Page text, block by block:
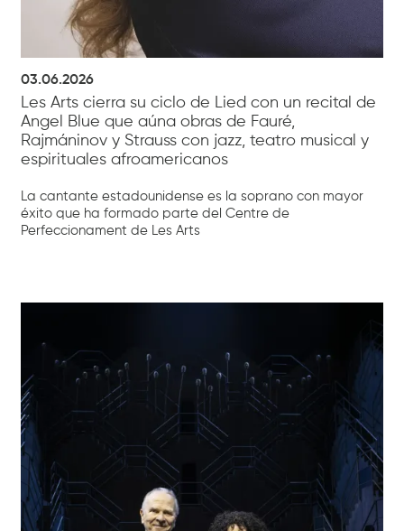
03.06.2026
Les Arts cierra su ciclo de Lied con un recital de
Angel Blue que aúna obras de Fauré,
Rajmáninov y Strauss con jazz, teatro musical y
espirituales afroamericanos
La cantante estadounidense es la soprano con mayor
éxito que ha formado parte del Centre de
Perfeccionament de Les Arts